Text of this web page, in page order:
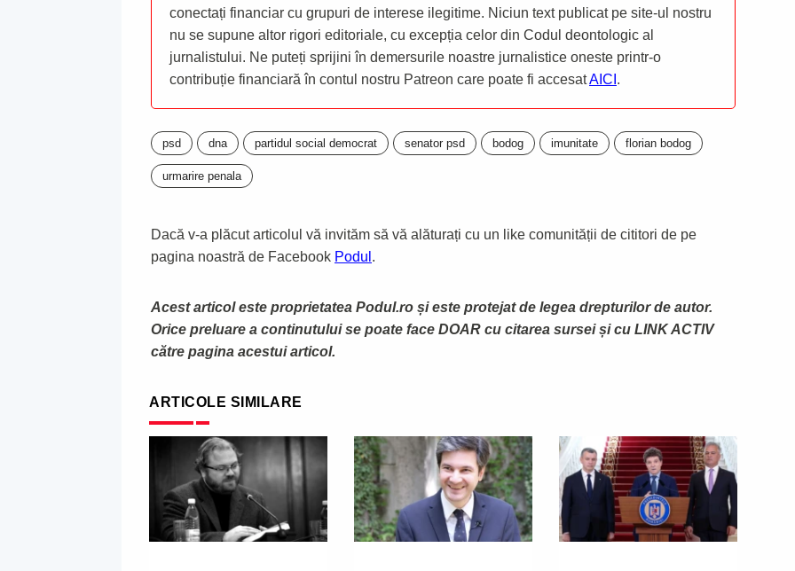
conectați financiar cu grupuri de interese ilegitime. Niciun text publicat pe site-ul nostru
nu se supune altor rigori editoriale, cu excepția celor din Codul deontologic al
jurnalistului. Ne puteți sprijini în demersurile noastre jurnalistice oneste printr-o
contribuție financiară în contul nostru Patreon care poate fi accesatAICI .
psd dna partidul social democrat senator psd bodog imunitate florian bodog
urmarire penala
Dacă v-a plăcut articolul vă invităm să vă alăturați cu un like comunității de cititori de pe
pagina noastră de Facebook Podul .
Acest articol este proprietatea Podul.ro și este protejat de legea drepturilor de autor.
Orice preluare a continutului se poate face DOAR cu citarea sursei și cu LINK ACTIV
către pagina acestui articol.
ARTICOLE SIMILARE